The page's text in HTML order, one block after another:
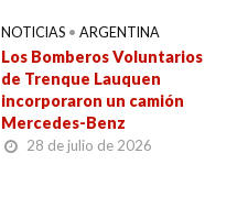
NOTICIAS • ARGENTINA
Los Bomberos Voluntarios
de Trenque Lauquen
incorporaron un camión
Mercedes-Benz
28 de julio de 2026